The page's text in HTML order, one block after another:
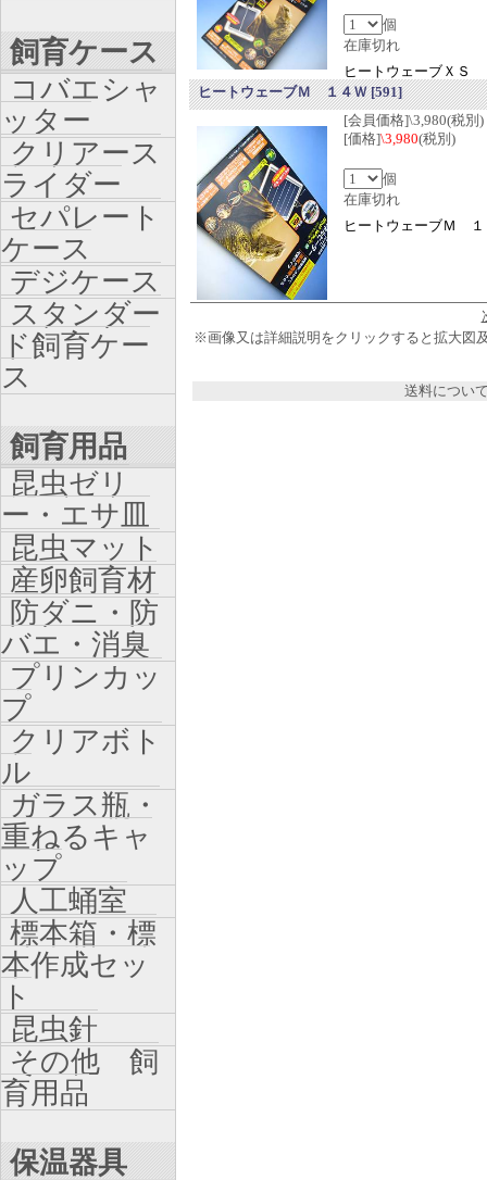
個
在庫切れ
ヒートウェーブＸＳ
ヒートウェーブＭ １４Ｗ[591]
[会員価格]\3,980(税別)
[価格]\3,980(税別)
個
在庫切れ
ヒートウェーブＭ １
※画像又は詳細説明をクリックすると拡大図
送料につい
飼育ケース
コバエシャ
ッター
クリアース
ライダー
セパレート
ケース
デジケース
スタンダー
ド飼育ケー
ス
飼育用品
昆虫ゼリ
ー・エサ皿
昆虫マット
産卵飼育材
防ダニ・防
バエ・消臭
プリンカッ
プ
クリアボト
ル
ガラス瓶・
重ねるキャ
ップ
人工蛹室
標本箱・標
本作成セッ
ト
昆虫針
その他 飼
育用品
保温器具